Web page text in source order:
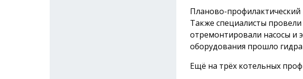
Планово-
Также специалисты
отремонтировали насосы и
оборудования прошло
Ещё на трёх котельных